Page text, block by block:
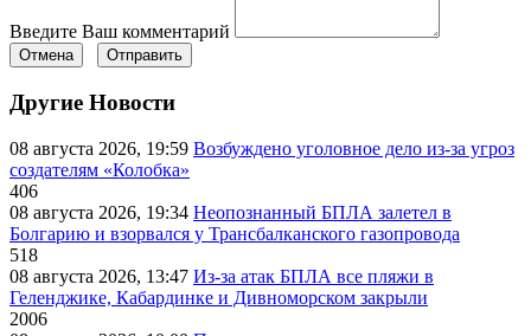
Введите Ваш комментарий
Отмена Отправить
Другие Новости
08 августа 2026, 19:59 Возбуждено уголовное дело из-за угроз
создателям «Колобка»
406
08 августа 2026, 19:34 Неопознанный БПЛА залетел в
Болгарию и взорвался у Трансбалканского газопровода
518
08 августа 2026, 13:47 Из-за атак БПЛА все пляжи в
Геленджике, Кабардинке и Дивноморском закрыли
2006